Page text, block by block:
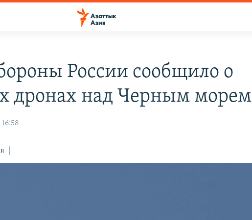
России сообщило о
дронах над Черным морем
16:58